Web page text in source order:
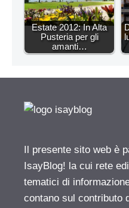
Estate 2012: In Alta
Pusteria per gli
amanti…
Il presente sito web è
IsayBlog! la cui rete
tematici di
contano sul contributo